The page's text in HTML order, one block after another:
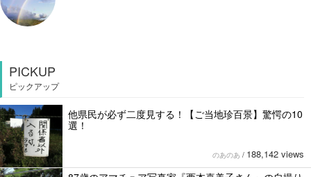
PICKUP
ピックアップ
他県民が必ず二度見する！【ご当地珍百景】驚愕の10
選！
のあのあ / 188,142 views